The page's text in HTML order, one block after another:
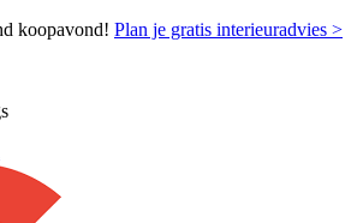
koopavond! Plan je gratis interieuradvies >